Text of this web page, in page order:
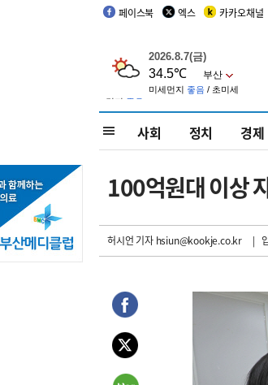
페이스북 엑스 카카오채널
사회 정치 경제
100억원대 이상
허시언 기자hsiun@kookje.co.kr |